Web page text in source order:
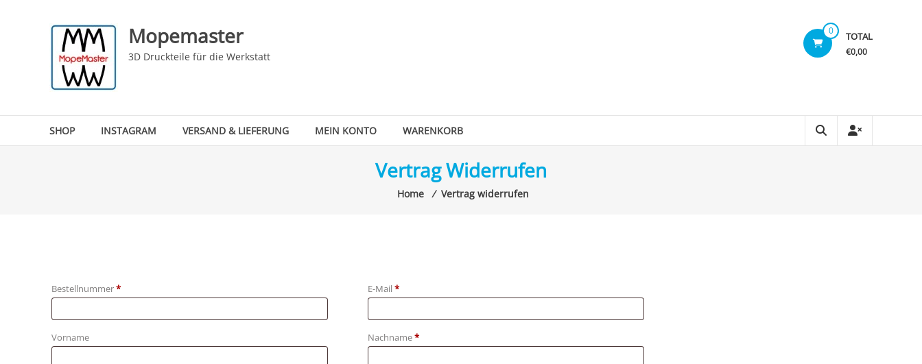
Mopemaster
3D Druckteile für die Werkstatt
0 TOTAL
€0,00
SHOP INSTAGRAM VERSAND & LIEFERUNG MEIN KONTO WARENKORB
Vertrag Widerrufen
Home ⁄ Vertrag widerrufen
Bestellnummer*erforderlich E-Mail*erforderlich
Vorname Nachname*erforderlich
Page URI *erforderlich